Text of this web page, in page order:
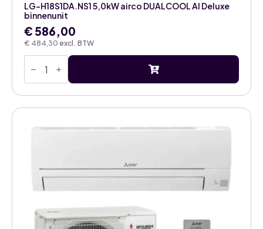
€ 484,30 excl. BTW
LG-H18S1DA.NS1 5,0kW airco DUALCOOL AI Deluxe
binnenunit
€ 586,00
LG-
H18S1DA.NS1
airco
DUALCOOL
AI
binnenunit